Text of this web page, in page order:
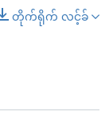
တိုက်ရိုက် လင့်ခ်